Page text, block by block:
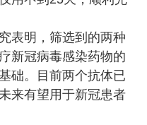
表明，筛选到的两种
新冠病毒感染药物的
础。目前两个抗体已
来有望用于新冠患者